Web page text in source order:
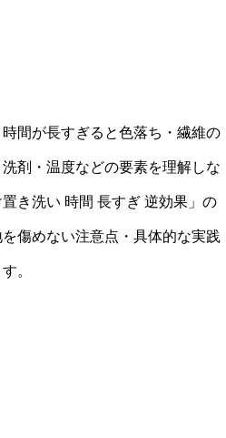
間が長すぎると色落ち・繊維の
剤・温度などの要素を理解しな
き洗い 時間 長すぎ 逆効果」の
傷めない注意点・具体的な実践
。